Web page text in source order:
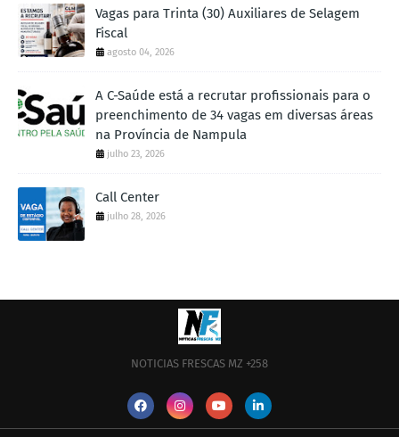
Vagas para Trinta (30) Auxiliares de Selagem
Fiscal
agosto 04, 2026
A C-Saúde está a recrutar profissionais para o
preenchimento de 34 vagas em diversas áreas
na Província de Nampula
julho 23, 2026
Call Center
julho 28, 2026
NOTICIAS FRESCAS MZ +258